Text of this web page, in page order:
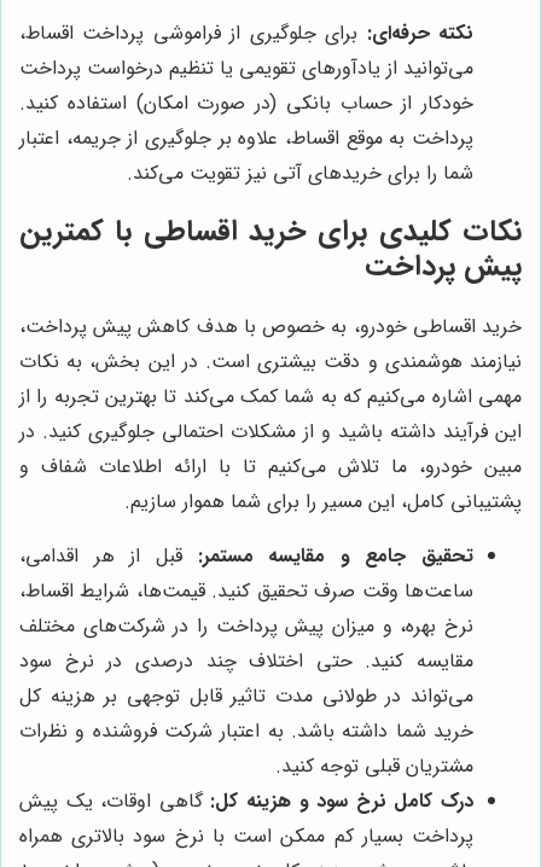
نکته حرفه‌ای: برای جلوگیری از فراموشی پرداخت اقساط،
می‌توانید از یادآورهای تقویمی یا تنظیم درخواست پرداخت
خودکار از حساب بانکی (در صورت امکان) استفاده کنید.
پرداخت به موقع اقساط، علاوه بر جلوگیری از جریمه، اعتبار
شما را برای خریدهای آتی نیز تقویت می‌کند.
نکات کلیدی برای خرید اقساطی با کمترین
پیش پرداخت
خرید اقساطی خودرو، به خصوص با هدف کاهش پیش پرداخت،
نیازمند هوشمندی و دقت بیشتری است. در این بخش، به نکات
مهمی اشاره می‌کنیم که به شما کمک می‌کند تا بهترین تجربه را از
این فرآیند داشته باشید و از مشکلات احتمالی جلوگیری کنید. در
مبین خودرو، ما تلاش می‌کنیم تا با ارائه اطلاعات شفاف و
پشتیبانی کامل، این مسیر را برای شما هموار سازیم.
تحقیق جامع و مقایسه مستمر: قبل از هر اقدامی،
ساعت‌ها وقت صرف تحقیق کنید. قیمت‌ها، شرایط اقساط،
نرخ بهره، و میزان پیش پرداخت را در شرکت‌های مختلف
مقایسه کنید. حتی اختلاف چند درصدی در نرخ سود
می‌تواند در طولانی مدت تاثیر قابل توجهی بر هزینه کل
خرید شما داشته باشد. به اعتبار شرکت فروشنده و نظرات
مشتریان قبلی توجه کنید.
درک کامل نرخ سود و هزینه کل: گاهی اوقات، یک پیش
پرداخت بسیار کم ممکن است با نرخ سود بالاتری همراه